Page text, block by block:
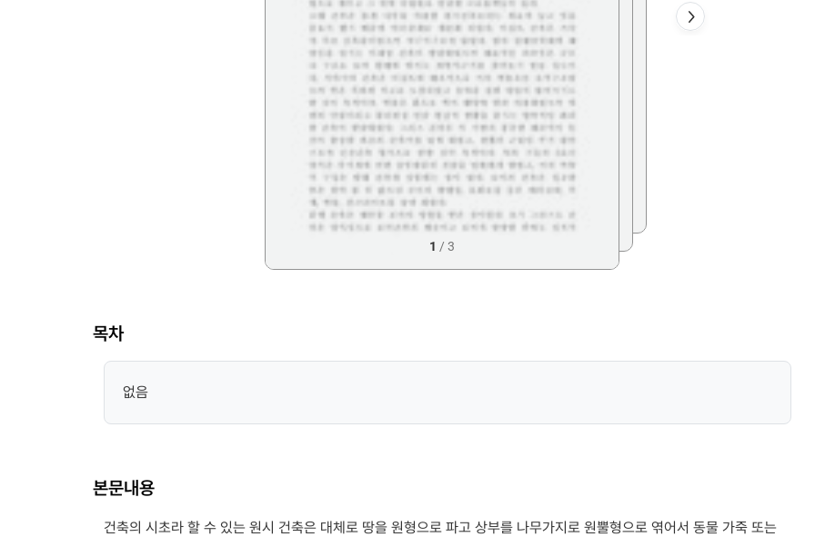
1 / 3
목차
없음
본문내용
건축의 시초라 할 수 있는 원시 건축은 대체로 땅을 원형으로 파고 상부를 나무가지로 원뿔형으로 엮어서 동물 가죽 또는